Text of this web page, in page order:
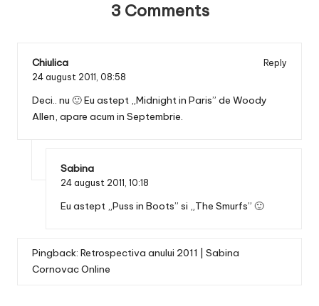
3 Comments
Chiulica
Reply
24 august 2011, 08:58
Deci.. nu 🙂 Eu astept „Midnight in Paris” de Woody
Allen, apare acum in Septembrie.
Sabina
24 august 2011, 10:18
Eu astept „Puss in Boots” si „The Smurfs” 🙂
Pingback: Retrospectiva anului 2011 | Sabina
Cornovac Online